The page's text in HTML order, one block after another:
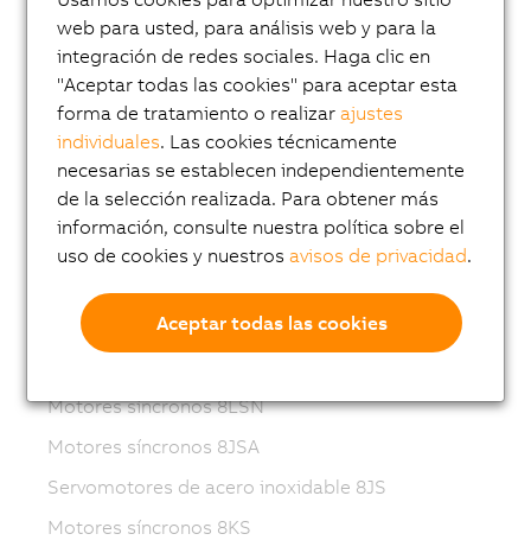
8LS-4 synchronous motors
8MS-4 synchronous motors
ACOPOSmotor Compact
Servomotores 8WSA
Motores reductores 8WSB
Motores síncronos 8LVA
Motores síncronos 8LWA
Motores síncronos 8LSN
Motores síncronos 8JSA
Servomotores de acero inoxidable 8JS
Motores síncronos 8KS
web para usted, para análisis web y para la
integración de redes sociales. Haga clic en
"Aceptar todas las cookies" para aceptar esta
forma de tratamiento o realizarajustes
individuales. Las cookies técnicamente
necesarias se establecen independientemente
de la selección realizada. Para obtener más
información, consulte nuestra política sobre el
uso de cookies y nuestrosavisos de privacidad.
Aceptar todas las cookies